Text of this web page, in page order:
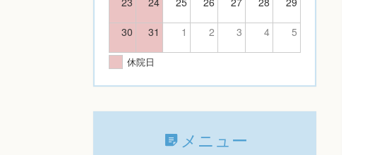
30 31 1 2 3 4 5
休院日
メニュー